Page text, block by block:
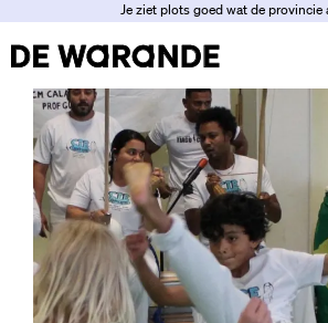
Je ziet plots goed wat de provincie